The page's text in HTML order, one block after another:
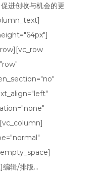
进创收与机会的更
辑/排版...